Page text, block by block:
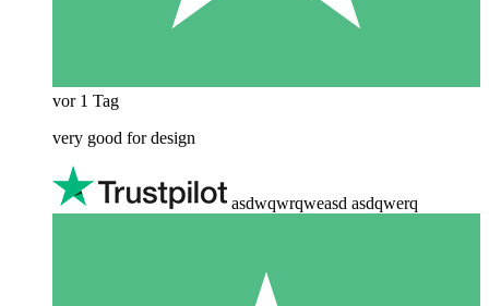
vor 1 Tag
very good for design
asdwqwrqweasd asdqwerq